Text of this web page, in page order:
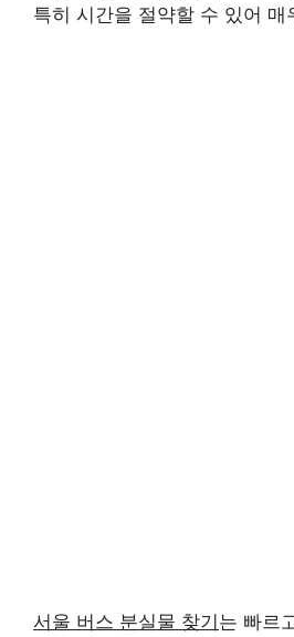
특히 시간을 절약할 수 있어 매
서울 버스 분실물 찾기 는 빠르